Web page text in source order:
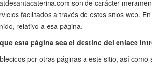
son de carácter
facilitados a través de estos sitios web.
relativo a esa página.
esta página sea el destino del enlace
por otras páginas a este sitio, así